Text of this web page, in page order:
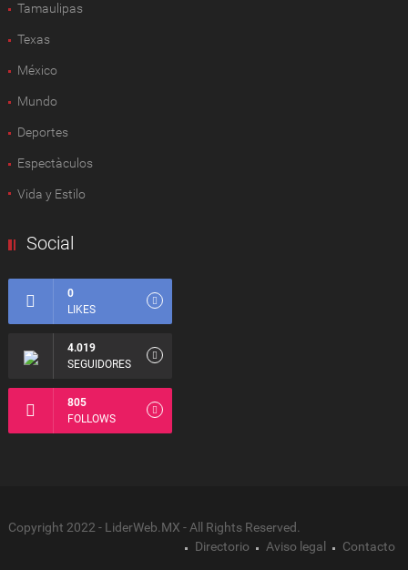
Tamaulipas
Texas
México
Mundo
Deportes
Espectàculos
Vida y Estilo
Social
0
LIKES
4.019
SEGUIDORES
805
FOLLOWS
Copyright 2022 - LiderWeb.MX - All Rights Reserved.
Directorio
Aviso legal Contacto